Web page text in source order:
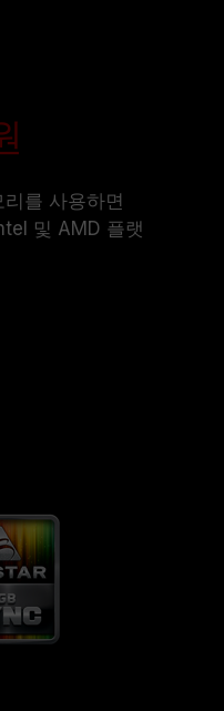
를 사용하면
및 AMD 플랫